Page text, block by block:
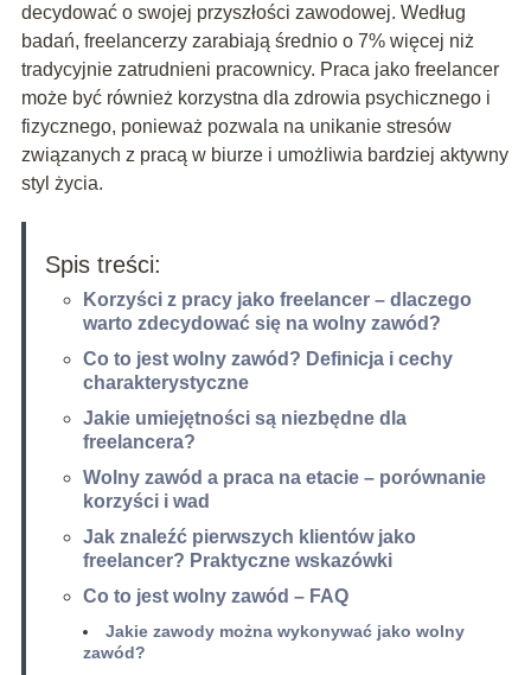
decydować o swojej przyszłości zawodowej. Według
badań, freelancerzy zarabiają średnio o 7% więcej niż
tradycyjnie zatrudnieni pracownicy. Praca jako freelancer
może być również korzystna dla zdrowia psychicznego i
fizycznego, ponieważ pozwala na unikanie stresów
związanych z pracą w biurze i umożliwia bardziej aktywny
styl życia.
Spis treści:
Korzyści z pracy jako freelancer – dlaczego
warto zdecydować się na wolny zawód?
Co to jest wolny zawód? Definicja i cechy
charakterystyczne
Jakie umiejętności są niezbędne dla
freelancera?
Wolny zawód a praca na etacie – porównanie
korzyści i wad
Jak znaleźć pierwszych klientów jako
freelancer? Praktyczne wskazówki
Co to jest wolny zawód – FAQ
Jakie zawody można wykonywać jako wolny
zawód?